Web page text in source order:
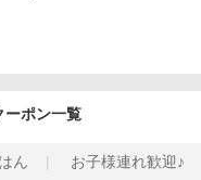
ーポン一覧
ん お子様連れ歓迎♪